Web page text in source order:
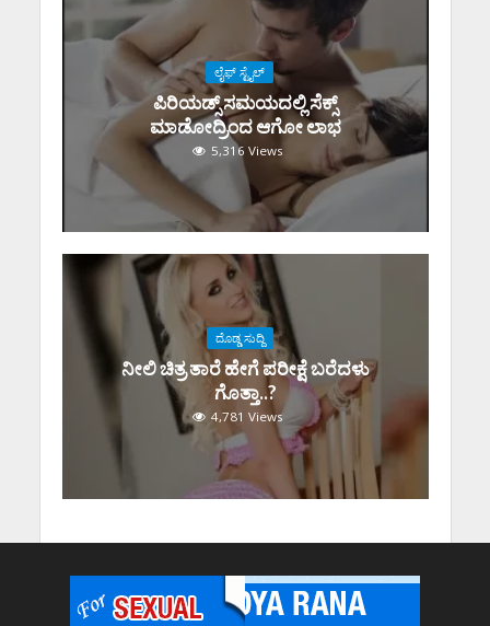
ಲೈಫ್ ಸ್ಟೈಲ್
ಪಿರಿಯಡ್ಸ್‌ ಸಮಯದಲ್ಲಿ ಸೆಕ್ಸ್‌
ಮಾಡೋದ್ರಿಂದ ಆಗೋ ಲಾಭ
5,316 Views
ದೊಡ್ಡ ಸುದ್ದಿ
ನೀಲಿ ಚಿತ್ರ ತಾರೆ ಹೇಗೆ ಪರೀಕ್ಷೆ ಬರೆದಳು
ಗೊತ್ತಾ..?
4,781 Views